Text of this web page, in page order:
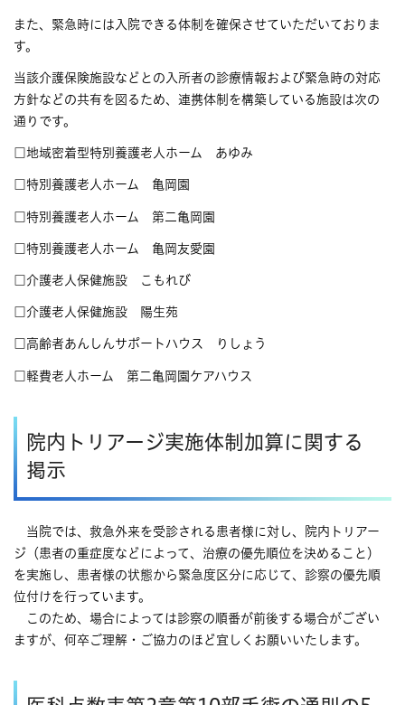
また、緊急時には入院できる体制を確保させていただいておりま
す。
当該介護保険施設などとの入所者の診療情報および緊急時の対応
方針などの共有を図るため、連携体制を構築している施設は次の
通りです。
□地域密着型特別養護老人ホーム あゆみ
□特別養護老人ホーム 亀岡園
□特別養護老人ホーム 第二亀岡園
□特別養護老人ホーム 亀岡友愛園
□介護老人保健施設 こもれび
□介護老人保健施設 陽生苑
□高齢者あんしんサポートハウス りしょう
□軽費老人ホーム 第二亀岡園ケアハウス
院内トリアージ実施体制加算に関する
掲示
当院では、救急外来を受診される患者様に対し、院内トリアー
ジ（患者の重症度などによって、治療の優先順位を決めること）
を実施し、患者様の状態から緊急度区分に応じて、診察の優先順
位付けを行っています。
このため、場合によっては診察の順番が前後する場合がござい
ますが、何卒ご理解・ご協力のほど宜しくお願いいたします。​